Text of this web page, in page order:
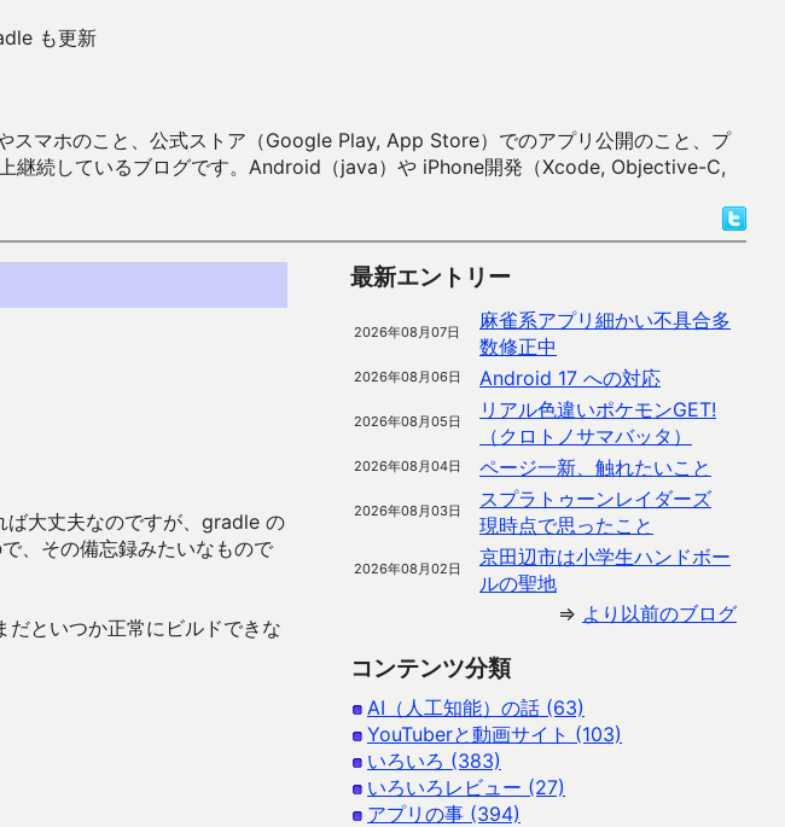
も更新
マホのこと、公式ストア（Google Play, App Store）でのアプリ公開のこと、プ
継続しているブログです。Android（java）や iPhone開発（Xcode, Objective-C,
大丈夫なのですが、gradle の
、その備忘録みたいなもので
といつか正常にビルドできな
最新エントリー
2026年08月07日
麻雀系アプリ細かい不具合多
数修正中
2026年08月06日 Android 17 への対応
2026年08月05日
リアル色違いポケモンGET!
（クロトノサマバッタ）
2026年08月04日 ページ一新、触れたいこと
2026年08月03日
スプラトゥーンレイダーズ
現時点で思ったこと
2026年08月02日
京田辺市は小学生ハンドボー
ルの聖地
⇒ より以前のブログ
コンテンツ分類
AI（人工知能）の話 (63)
YouTuberと動画サイト (103)
いろいろ (383)
いろいろレビュー (27)
アプリの事 (394)